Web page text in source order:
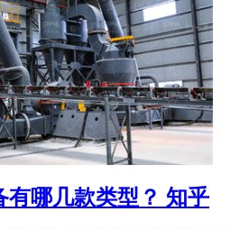
有哪几款类型？ 知乎